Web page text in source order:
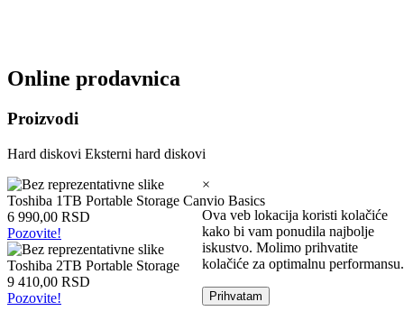
tableti
laptopovi
laptopovi
laptopovi
Tableti
Laptop
torbe
Tablet
zaštitne
futrole
Matične
Online prodavnica
Proizvodi
Hard diskovi Eksterni hard diskovi
Toshiba 1TB Portable Storage Canvio Basics
6 990,00 RSD
Pozovite!
Toshiba 2TB Portable Storage
9 410,00 RSD
Pozovite!
×
Ova veb lokacija koristi kolačiće
kako bi vam ponudila najbolje
iskustvo. Molimo prihvatite
kolačiće za optimalnu performansu.
Prihvatam